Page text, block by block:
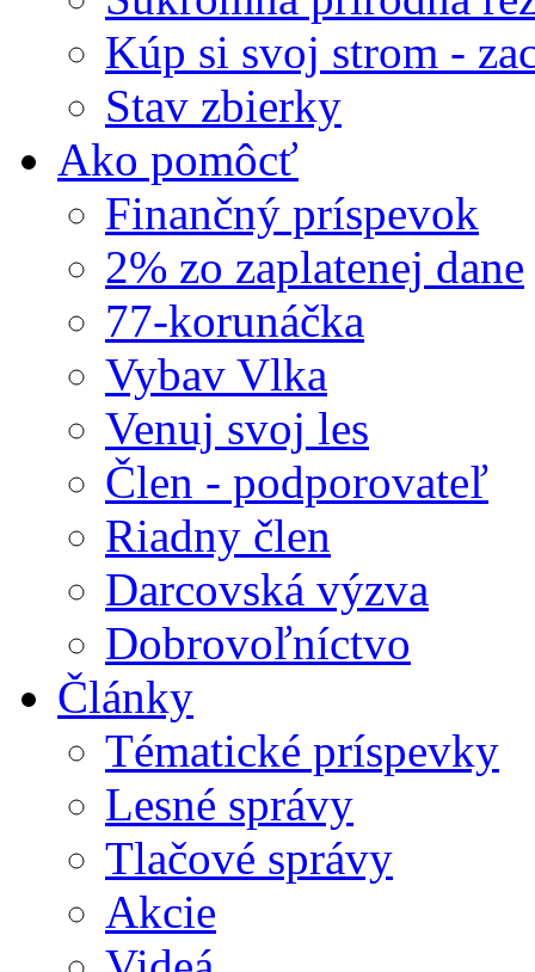
Kúp si svoj strom -
Stav zbierky
Ako pomôcť
Finančný príspevok
2% zo zaplatenej dane
77-korunáčka
Vybav Vlka
Venuj svoj les
Člen - podporovateľ
Riadny člen
Darcovská výzva
Dobrovoľníctvo
Články
Tématické príspevky
Lesné správy
Tlačové správy
Akcie